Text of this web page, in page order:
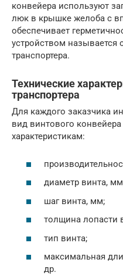
конвейера используют
люк в крышке желоба с
обеспечивает
устройством называется
транспортера.
Технические
транспортера
Для каждого заказчика
вид винтового
характеристикам:
диаметр винта,
шаг винта, мм;
толщина лопасти
тип винта;
максимальная
др.